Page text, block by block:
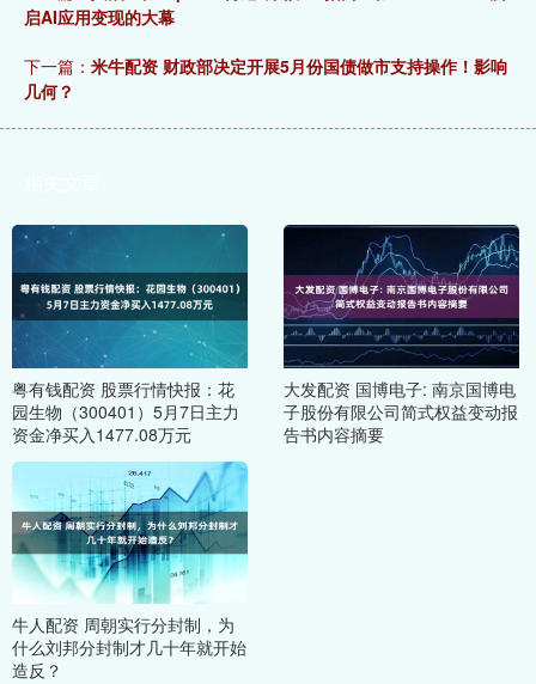
启AI应用变现的大幕
下一篇： 米牛配资 财政部决定开展5月份国债做市支持操作！影响
几何？
粤有钱配资 股票行情快报：花
园生物（300401）5月7日主力
资金净买入1477.08万元
大发配资 国博电子: 南京国博电
子股份有限公司简式权益变动报
告书内容摘要
牛人配资 周朝实行分封制，为
什么刘邦分封制才几十年就开始
造反？